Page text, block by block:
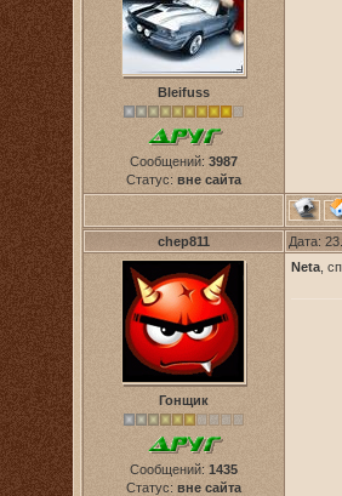
Bleifuss
Сообщений: 3987
Статус: вне сайта
chep811 Дата:
Гонщик
Сообщений: 1435
Статус: вне сайта
Neta ,